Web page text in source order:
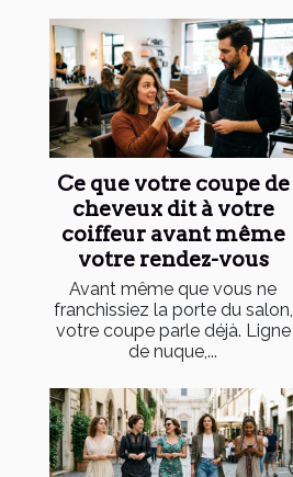
Ce que votre coupe de
cheveux dit à votre
coiffeur avant même
votre rendez-vous
Avant même que vous ne
franchissiez la porte du salon,
votre coupe parle déjà. Ligne
de nuque,...